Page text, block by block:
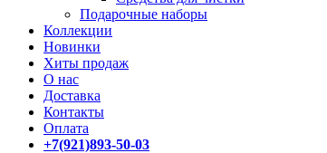
Подарочные наборы
Коллекции
Новинки
Хиты продаж
О нас
Доставка
Контакты
Оплата
+7(921)893-50-03